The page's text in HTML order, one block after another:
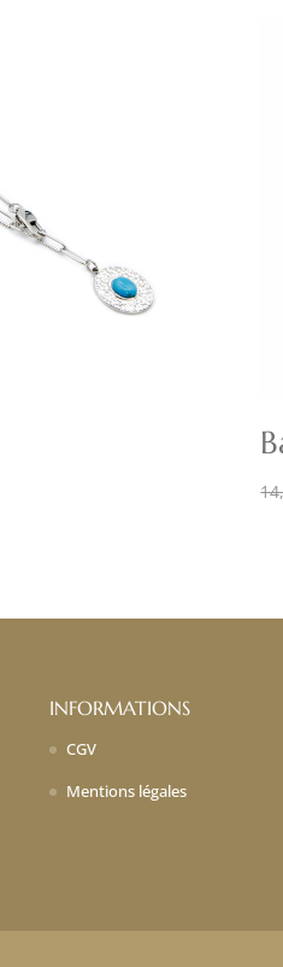
INFORMATIONS
CGV
Mentions légales